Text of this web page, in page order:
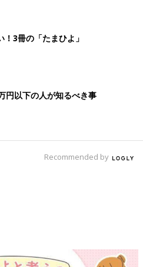
用サイズだったのでファミリー
イプに買い替えたいと思っていま
から、たっぷり入る冷凍庫がほ
ど、赤ちゃんがいたら無理だろ
ズに買い替えました」
3冊の「たまひよ」
円以下の人が知るべき事
Recommended by